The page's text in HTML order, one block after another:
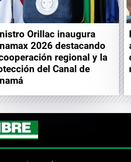
Orillac inaugura
2026 destacando
regional y la
del Canal de